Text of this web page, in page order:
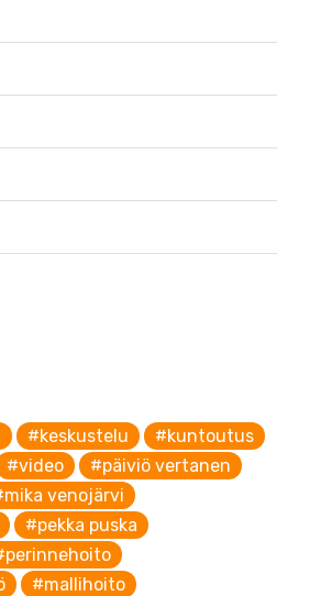
#keskustelu
#kuntoutus
#video
#päiviö vertanen
venojärvi
#pekka puska
#mallihoito